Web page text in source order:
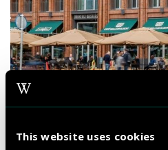
This website uses cookies